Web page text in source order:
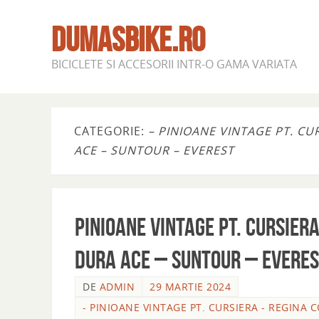
DUMASBIKE.RO
BICICLETE SI ACCESORII INTR-O GAMA VARIATA
CATEGORIE: – PINIOANE VINTAGE PT.
ACE – SUNTOUR – EVEREST
PINIOANE VINTAGE PT.
DURA ACE – SUNTOUR –
DE ADMIN
29 MARTIE 2024
- PINIOANE VINTAGE PT. CURSIERA - REGINA